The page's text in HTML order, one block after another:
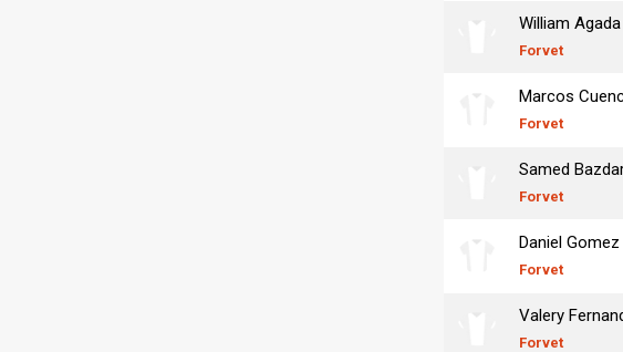
William Agada
Forvet
Marcos
Forvet
Samed
Forvet
Daniel Gomez
Forvet
Valery
Forvet